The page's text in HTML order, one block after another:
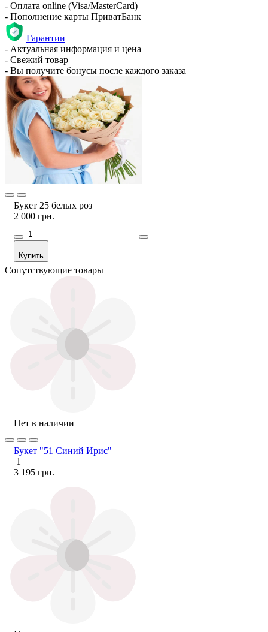
- Оплата online (Visa/MasterCard)
- Пополнение карты ПриватБанк
Гарантии
- Актуальная информация и цена
- Свежий товар
- Вы получите бонусы после каждого заказа
Букет 25 белых роз
2 000 грн.
Купить
Сопутствующие товары
Нет в наличии
Букет "51 Синий Ирис"
1
3 195 грн.